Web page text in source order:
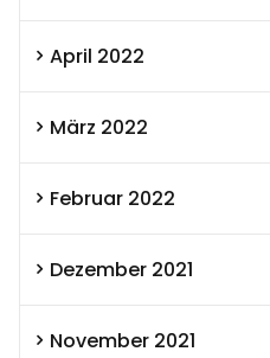
April 2022
März 2022
Februar 2022
Dezember 2021
November 2021